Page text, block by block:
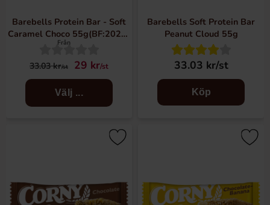
Barebells Protein Bar - Soft
Caramel Choco 55g(BF:2026-
07-03)
Från
33.03 kr/st 29 kr/st
Välj ...
Barebells Soft Protein Bar
Peanut Cloud 55g
33.03 kr/st
Köp